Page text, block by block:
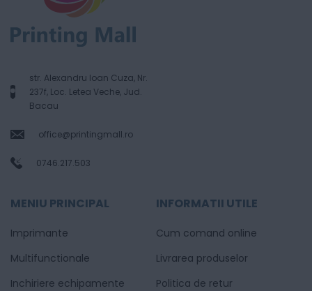
str. Alexandru Ioan Cuza, Nr.
237f, Loc. Letea Veche, Jud.
Bacau
office@printingmall.ro
0746.217.503
MENIU PRINCIPAL
Imprimante
Multifunctionale
Inchiriere echipamente
INFORMATII UTILE
Cum comand online
Livrarea produselor
Politica de retur